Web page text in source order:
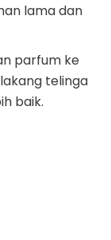
lama dan
parfum ke
telinga
baik.